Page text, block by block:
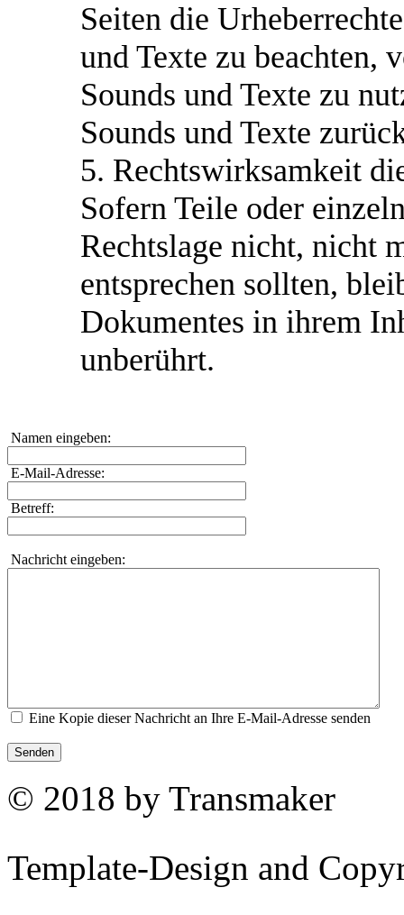
Seiten die
und Texte zu beachten,
Sounds und Texte zu
Sounds und Texte
5. Rechtswirksamkeit
Sofern Teile oder
Rechtslage nicht, nicht
entsprechen sollten,
Dokumentes in ihrem
unberührt.
Namen eingeben:
E-Mail-Adresse:
Betreff:
Nachricht eingeben:
Eine Kopie dieser Nachricht an Ihre E-Mail-Adresse senden
Senden
© 2018 by Transmaker
Template-Design and